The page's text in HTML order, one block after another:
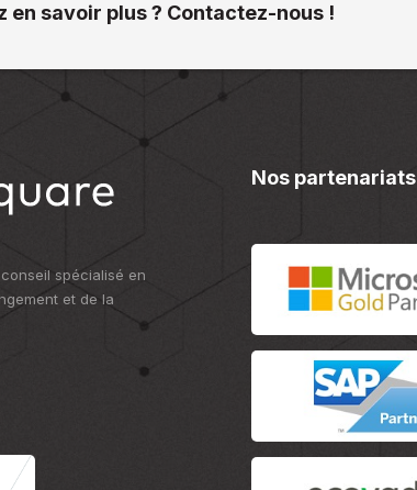
en savoir plus ? Contactez-nous !
spécialisé en
et de la
Nos partenariats